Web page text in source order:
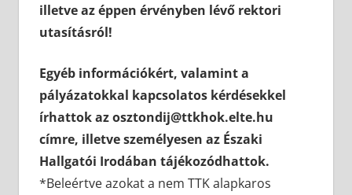
illetve az éppen érvényben lévő rektori
utasításról!
Egyéb információkért, valamint a
pályázatokkal kapcsolatos kérdésekkel
írhattok az osztondij@ttkhok.elte.hu
címre, illetve személyesen az Északi
Hallgatói Irodában tájékozódhattok.
*Beleértve azokat a nem TTK alapkaros